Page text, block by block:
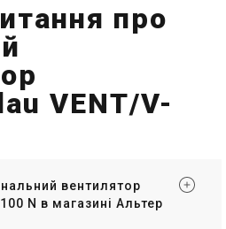
про
VENT/V-
вентилятор
N в магазині Альтер